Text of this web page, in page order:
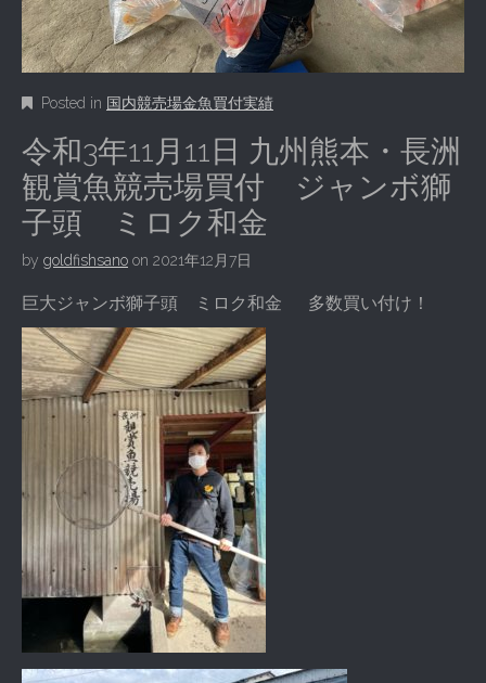
Posted in 国内競売場金魚買付実績
令和3年11月11日 九州熊本・長洲
観賞魚競売場買付 ジャンボ獅
子頭 ミロク和金
by goldfishsano on 2021年12月7日
巨大ジャンボ獅子頭 ミロク和金 多数買い付け！